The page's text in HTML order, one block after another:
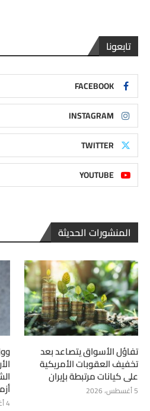
تابعونا
FACEBOOK
INSTAGRAM
TWITTER
YOUTUBE
المنشورات الحديثة
تفاؤل الأسواق يتصاعد بعد
تخفيف العقوبات الأمريكية
على كيانات مرتبطة بإيران
5 أغسطس، 2026
4 أغسطس، 2026